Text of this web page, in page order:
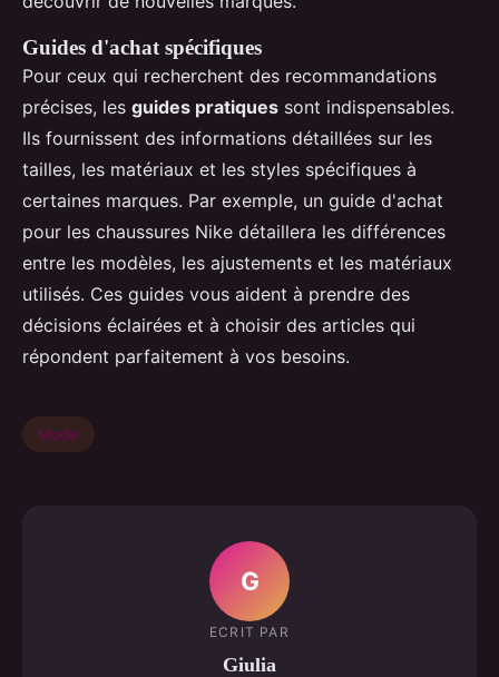
Guides d'achat spécifiques
Pour ceux qui recherchent des recommandations
précises, les guides pratiques sont indispensables.
Ils fournissent des informations détaillées sur les
tailles, les matériaux et les styles spécifiques à
certaines marques. Par exemple, un guide d'achat
pour les chaussures Nike détaillera les différences
entre les modèles, les ajustements et les matériaux
utilisés. Ces guides vous aident à prendre des
décisions éclairées et à choisir des articles qui
répondent parfaitement à vos besoins.
Mode
G
ECRIT PAR
Giulia